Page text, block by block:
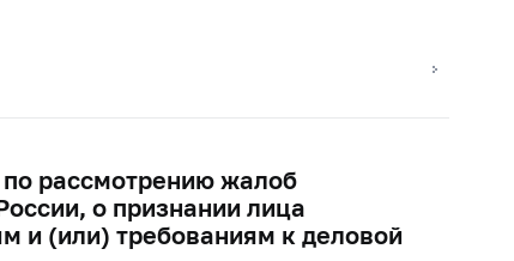
рассмотрению жалоб
о признании лица
и (или) требованиям к деловой